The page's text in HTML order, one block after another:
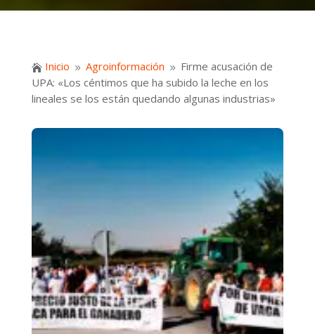
 Inicio 9 Agroinformación 9 Firme acusación de
UPA: «Los céntimos que ha subido la leche en los
lineales se los están quedando algunas industrias»